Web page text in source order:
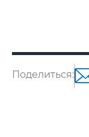
Поделиться: